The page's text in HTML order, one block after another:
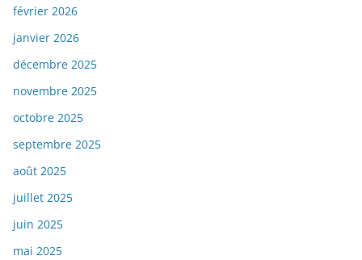
février 2026
janvier 2026
décembre 2025
novembre 2025
octobre 2025
septembre 2025
août 2025
juillet 2025
juin 2025
mai 2025